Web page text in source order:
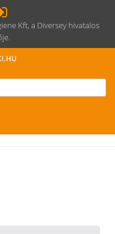
Kft, a Diversey hivatalos